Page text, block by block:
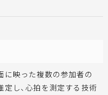
に映った複数の参加者の
し、心拍を測定する技術